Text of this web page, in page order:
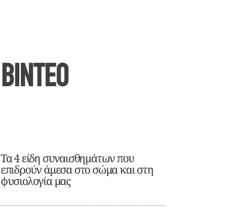
ΒΙΝΤΕΟ
Τα 4 είδη συναισθημάτων που
επιδρούν άμεσα στο σώμα και στη
φυσιολογία μας